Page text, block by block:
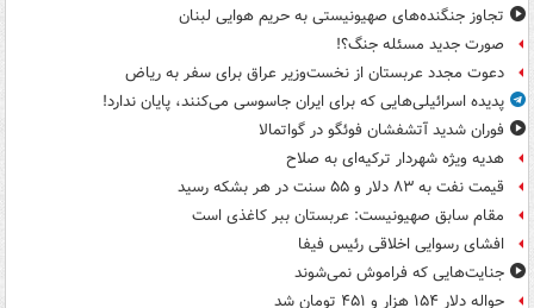
تجاوز جنگنده‌های صهیونیستی به حریم هوایی لبنان
صورت جدید مسئله جنگ؟!
دعوت مجدد عربستان از نخست‌وزیر عراق برای سفر به ریاض
پدیده اسرائیلی‌هایی که برای ایران جاسوسی می‌کنند، پایان ندارد!
فوران شدید آتشفشان فوئگو در گواتمالا
هدیه ویژه شهردار ترکیه‌ای به صلاح
قیمت نفت به ۸۳ دلار و ۵۵ سنت در هر بشکه رسید
مقام سابق صهیونیست: عربستان ببر کاغذی است
افشای رسوایی اخلاقی رئیس فیفا
جنایت‌هایی که فراموش نمی‌شوند
حواله دلار ۱۵۴ هزار و ۴۵۱ تومان شد